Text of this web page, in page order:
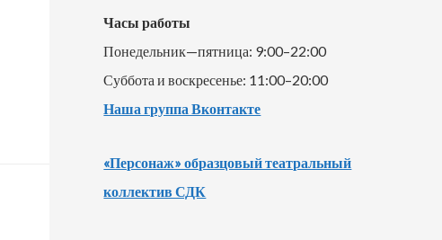
Часы работы
Понедельник—пятница: 9:00–22:00
Суббота и воскресенье: 11:00–20:00
Наша группа Вконтакте
«Персонаж» образцовый театральный
коллектив СДК